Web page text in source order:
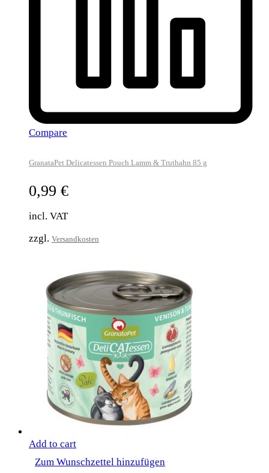
Compare
GranataPet Delicatessen Pouch Lamm & Truthahn 85 g
0,99 €
incl. VAT
zzgl. Versandkosten
Add to cart
Zum Wunschzettel hinzufügen